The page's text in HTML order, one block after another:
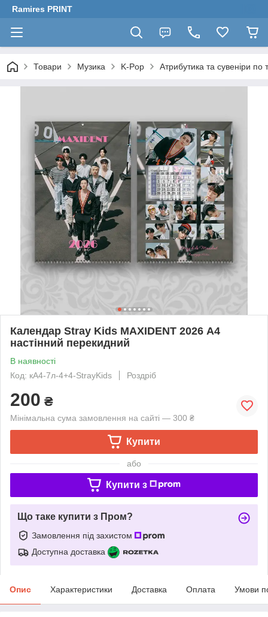
Ramires PRINT
Товари Музика K-Pop Атрибутика та сувеніри по
Календар Stray Kids MAXIDENT 2026 А4
настінний перекидний
В наявності
Код: кА4-7л-4+4-StrayKids
Роздріб
200 ₴
Мінімальна сума замовлення на сайті — 300 ₴
Купити
або
Купити з
Що таке купити з Пром?
Замовлення під захистом
Доступна доставка
Опис Характеристики Доставка Оплата Умови